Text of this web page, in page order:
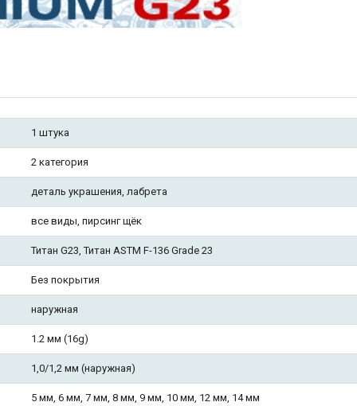
1 штука
2 категория
деталь украшения, лабрета
все виды, пирсинг щёк
Титан G23, Титан ASTM F-136 Grade 23
Без покрытия
наружная
1.2 мм (16g)
1,0/1,2 мм (наружная)
5 мм, 6 мм, 7 мм, 8 мм, 9 мм, 10 мм, 12 мм, 14 мм